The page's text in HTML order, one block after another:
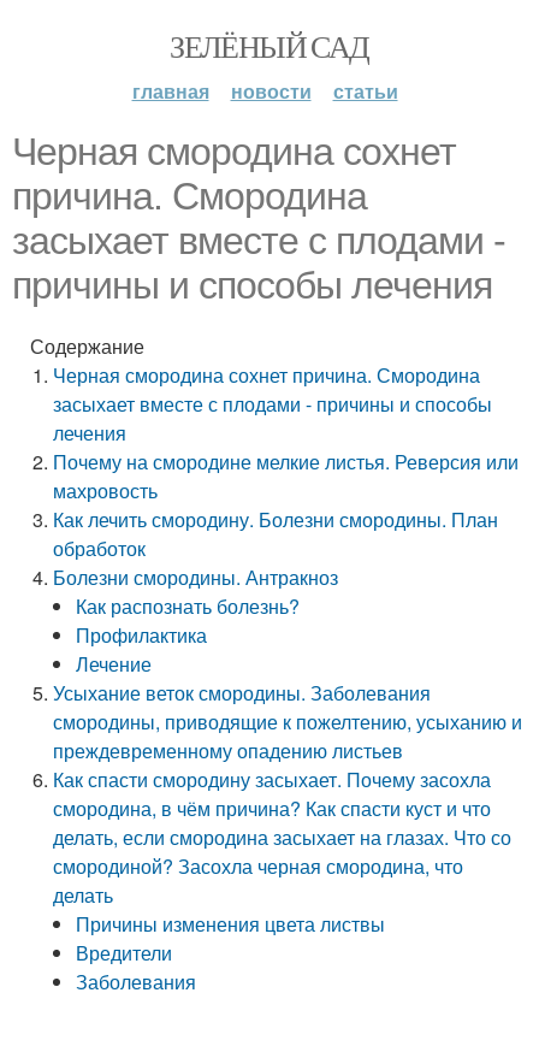
ЗЕЛЁНЫЙ САД
главная новости статьи
Черная смородина сохнет
причина. Смородина
засыхает вместе с плодами -
причины и способы лечения
Содержание
Черная смородина сохнет причина. Смородина
засыхает вместе с плодами - причины и способы
лечения
Почему на смородине мелкие листья. Реверсия или
махровость
Как лечить смородину. Болезни смородины. План
обработок
Болезни смородины. Антракноз
Как распознать болезнь?
Профилактика
Лечение
Усыхание веток смородины. Заболевания
смородины, приводящие к пожелтению, усыханию и
преждевременному опадению листьев
Как спасти смородину засыхает. Почему засохла
смородина, в чём причина? Как спасти куст и что
делать, если смородина засыхает на глазах. Что со
смородиной? Засохла черная смородина, что
делать
Причины изменения цвета листвы
Вредители
Заболевания